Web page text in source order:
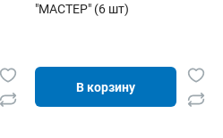
"МАСТЕР" (6 шт)
В корзину